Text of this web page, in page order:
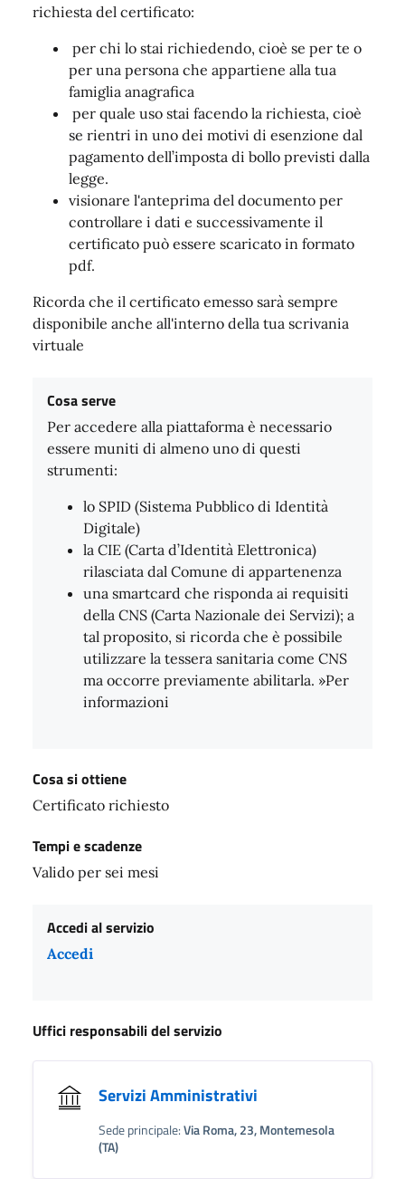
richiesta del certificato:
per chi lo stai richiedendo, cioè se per te o
per una persona che appartiene alla tua
famiglia anagrafica
per quale uso stai facendo la richiesta, cioè
se rientri in uno dei motivi di esenzione dal
pagamento dell’imposta di bollo previsti dalla
legge.
visionare l'anteprima del documento per
controllare i dati e successivamente il
certificato può essere scaricato in formato
pdf.
Ricorda che il certificato emesso sarà sempre
disponibile anche all'interno della tua scrivania
virtuale
Cosa serve
Per accedere alla piattaforma è necessario
essere muniti di almeno uno di questi
strumenti:
lo SPID (Sistema Pubblico di Identità
Digitale)
la CIE (Carta d’Identità Elettronica)
rilasciata dal Comune di appartenenza
una smartcard che risponda ai requisiti
della CNS (Carta Nazionale dei Servizi); a
tal proposito, si ricorda che è possibile
utilizzare la tessera sanitaria come CNS
ma occorre previamente abilitarla. »Per
informazioni
Cosa si ottiene
Certificato richiesto
Tempi e scadenze
Valido per sei mesi
Accedi al servizio
Accedi
Uffici responsabili del servizio
Servizi Amministrativi
Sede principale:Via Roma, 23, Montemesola
(TA)